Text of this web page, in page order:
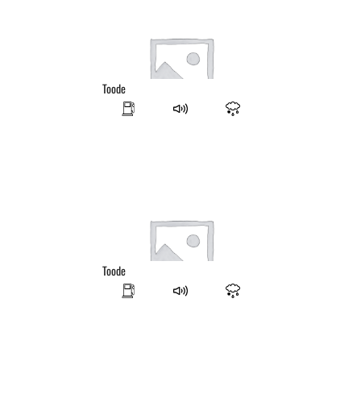
Toode
Toode